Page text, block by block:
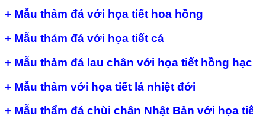
+ Mẫu thảm đá với họa tiết hoa hồng
+ Mẫu thảm đá với họa tiết cá
+ Mẫu thảm đá lau chân với họa tiết hồng hạc
+ Mẫu thảm với họa tiết lá nhiệt đới
+ Mẫu thẩm đá chùi chân Nhật Bản với họa